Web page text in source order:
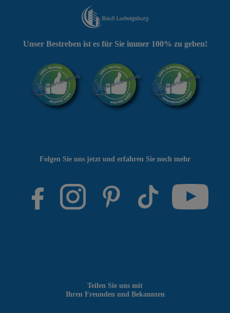
Teilen Sie uns mit
Ihren Freunden und Bekannten
Folgen Sie uns jetzt und erfahren Sie noch mehr
Unser Bestreben ist es für Sie immer 100% zu geben!